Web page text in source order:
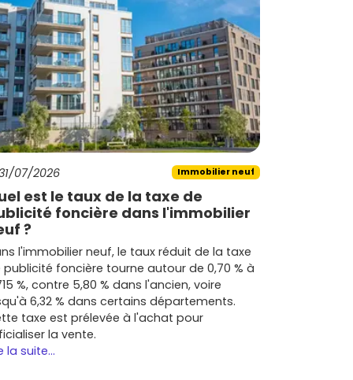
07/2026 Immobilier neuf
est le taux de la taxe de
foncière dans l'immobilier
?
l'immobilier neuf, le taux réduit de la taxe
publicité foncière tourne autour de 0,70 % à
%, contre 5,80 % dans l'ancien, voire
6,32 % dans certains départements.
taxe est prélevée à l'achat pour
la vente.
la suite...